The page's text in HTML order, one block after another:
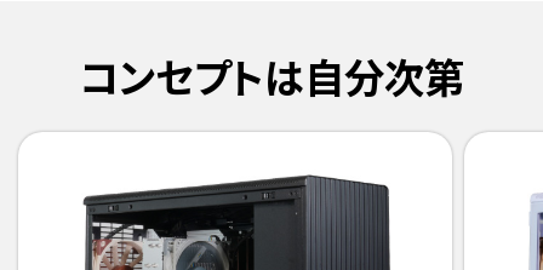
コンセプトは自分次第